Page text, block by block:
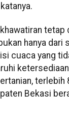
tetap
hanya dari
cuaca yang
terlebih
Bekasi